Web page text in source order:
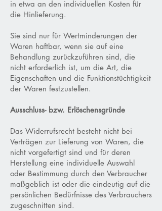
in etwa an den individuellen Kosten für
die Hinlieferung.
Sie sind nur für Wertminderungen der
Waren haftbar, wenn sie auf eine
Behandlung zurückzuführen sind, die
nicht erforderlich ist, um die Art, die
Eigenschaften und die Funktionstüchtigkeit
der Waren festzustellen.
Ausschluss- bzw. Erlöschensgründe
Das Widerrufsrecht besteht nicht bei
Verträgen zur Lieferung von Waren, die
nicht vorgefertigt sind und für deren
Herstellung eine individuelle Auswahl
oder Bestimmung durch den Verbraucher
maßgeblich ist oder die eindeutig auf die
persönlichen Bedürfnisse des Verbrauchers
zugeschnitten sind.